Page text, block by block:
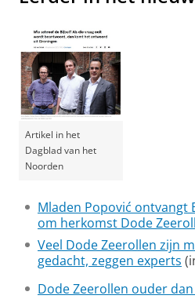
Artikel in het
Dagblad van het
Noorden
Mladen Popović ontvangt
om herkomst Dode
Veel Dode Zeerollen zijn
gedacht, zeggen experts
Dode Zeerollen ouder